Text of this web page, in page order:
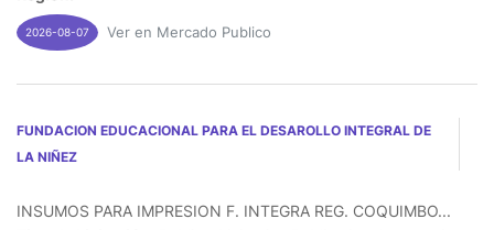
2026-08-07 Ver en Mercado Publico
FUNDACION EDUCACIONAL PARA EL DESAROLLO INTEGRAL DE
LA NIÑEZ
INSUMOS PARA IMPRESION F. INTEGRA REG. COQUIMBO...